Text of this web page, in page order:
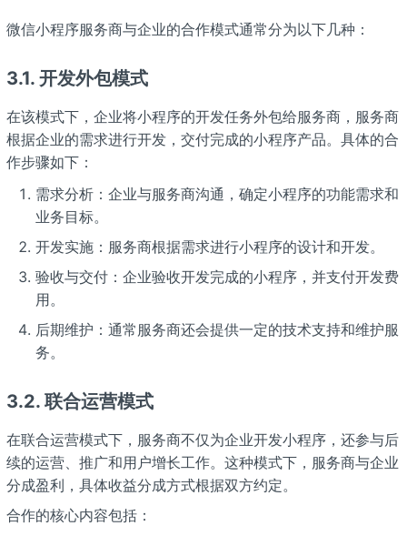
微信小程序服务商与企业的合作模式通常分为以下几种：
3.1. 开发外包模式
在该模式下，企业将小程序的开发任务外包给服务商，服务商
根据企业的需求进行开发，交付完成的小程序产品。具体的合
作步骤如下：
需求分析：企业与服务商沟通，确定小程序的功能需求和
业务目标。
开发实施：服务商根据需求进行小程序的设计和开发。
验收与交付：企业验收开发完成的小程序，并支付开发费
用。
后期维护：通常服务商还会提供一定的技术支持和维护服
务。
3.2. 联合运营模式
在联合运营模式下，服务商不仅为企业开发小程序，还参与后
续的运营、推广和用户增长工作。这种模式下，服务商与企业
分成盈利，具体收益分成方式根据双方约定。
合作的核心内容包括：